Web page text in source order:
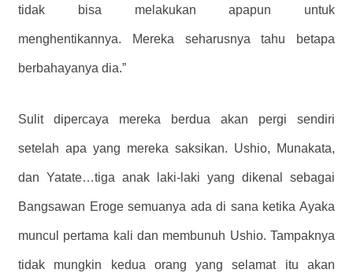
tidak bisa melakukan apapun untuk
menghentikannya. Mereka seharusnya tahu betapa
berbahayanya dia.”
Sulit dipercaya mereka berdua akan pergi sendiri
setelah apa yang mereka saksikan. Ushio, Munakata,
dan Yatate…tiga anak laki-laki yang dikenal sebagai
Bangsawan Eroge semuanya ada di sana ketika Ayaka
muncul pertama kali dan membunuh Ushio. Tampaknya
tidak mungkin kedua orang yang selamat itu akan